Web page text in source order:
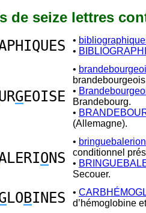
de seize lettres
•
•
GEOISE
•
•
Brandebourg.
•
(Allemagne).
ONS
•
conditionnel
•
Secouer.
LOBINES •
d’hémoglobine